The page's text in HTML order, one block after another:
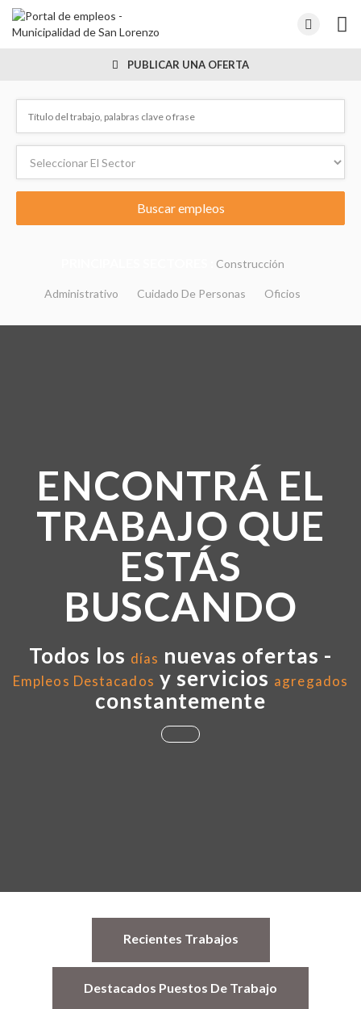
PUBLICAR UNA OFERTA
Construcción
Administrativo Cuidado De Personas Oficios
ENCONTRÁ EL
TRABAJO QUE
ESTÁS
BUSCANDO
Todos los días nuevas ofertas -
Empleos Destacados y servicios agregados
constantemente
Recientes Trabajos
Destacados Puestos De Trabajo